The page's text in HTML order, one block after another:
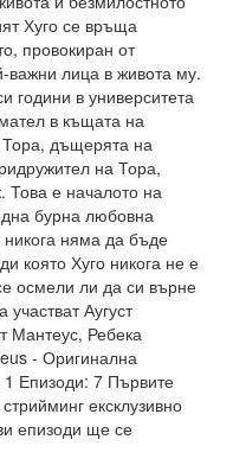
Хуго се връща
провокиран от
важни лица в живота му.
години в университета
в къщата на
дъщерята на
на Тора,
Това е началото на
бурна любовна
няма да бъде
която Хуго никога не е
осмели ли да си върне
участват Аугуст
Мантеус, Ребека
- Оригинална
Епизоди: 7 Първите
ексклузивно
епизоди ще се